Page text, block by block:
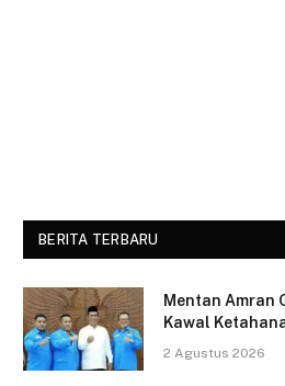
BERITA TERBARU
Mentan Amran
Kawal
2 Agustus 2026